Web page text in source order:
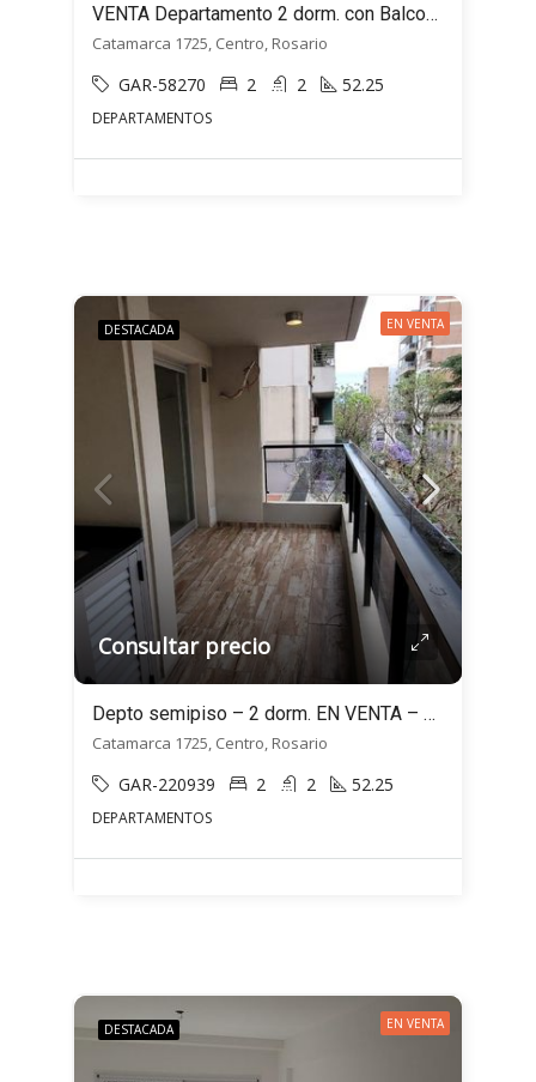
VENTA Departamento 2 dorm. con Balcones – Catamarca al 1700 – Centro, Rosario
Catamarca 1725, Centro, Rosario
GAR-58270 2 2 52.25
DEPARTAMENTOS
DESTACADA EN VENTA
Consultar precio
Depto semipiso – 2 dorm. EN VENTA – Doble balcón! – Sarmiento 1725, Rosario
Catamarca 1725, Centro, Rosario
GAR-220939 2 2 52.25
DEPARTAMENTOS
DESTACADA EN VENTA